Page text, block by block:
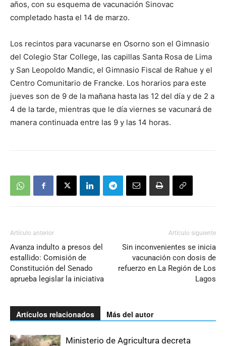
años, con su esquema de vacunación Sinovac
completado hasta el 14 de marzo.
Los recintos para vacunarse en Osorno son el Gimnasio
del Colegio Star College, las capillas Santa Rosa de Lima
y San Leopoldo Mandic, el Gimnasio Fiscal de Rahue y el
Centro Comunitario de Francke. Los horarios para este
jueves son de 9 de la mañana hasta las 12 del día y de 2 a
4 de la tarde, mientras que le día viernes se vacunará de
manera continuada entre las 9 y las 14 horas.
Artículo anterior
Avanza indulto a presos del
estallido: Comisión de
Constitución del Senado
aprueba legislar la iniciativa
Artículo siguiente
Sin inconvenientes se inicia
vacunación con dosis de
refuerzo en La Región de Los
Lagos
Artículos relacionados Más del autor
Ministerio de Agricultura decreta